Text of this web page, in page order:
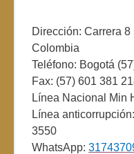
Dirección: Carrera
Colombia
Teléfono: Bogotá
Fax: (57) 601 381
Línea Nacional Min
Línea
3550
WhatsApp: